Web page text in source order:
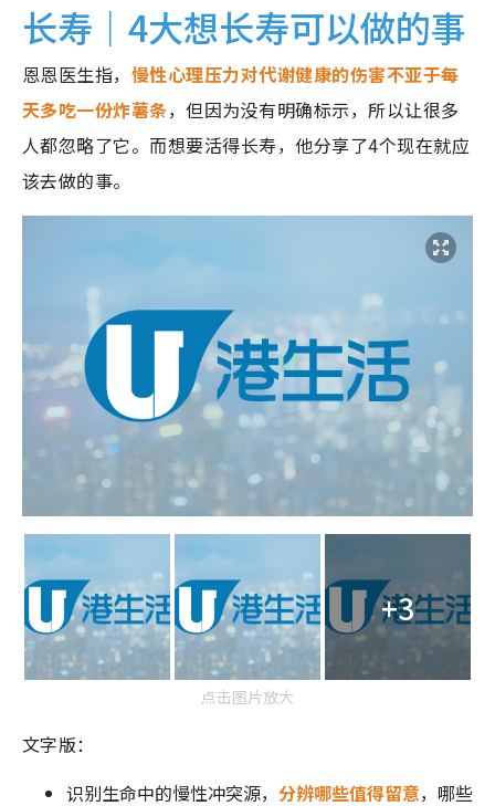
长寿｜4大想长寿可以做的事
恩恩医生指， 慢性心理压力对代谢健康的伤害不亚于每
天多吃一份炸薯条，但因为没有明确标示，所以让很多
人都忽略了它。而想要活得长寿，他分享了4个现在就应
该去做的事。
+3
点击图片放大
文字版：
识别生命中的慢性冲突源， 分辨哪些值得留意，哪些